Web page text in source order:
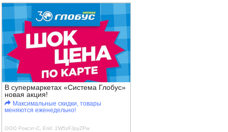
В супермаркетах «Система Глобус»
новая акция!
Максимальные скидки, товары
меняются еженедельно!
ООО Роксэт-С, Erid: 2W5zFJpyZPw